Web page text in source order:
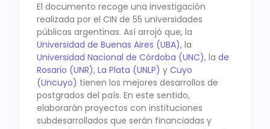
El documento recoge una investigación
realizada por el CIN de 55 universidades
públicas argentinas. Así arrojó que, la
Universidad de Buenas Aires (UBA), la
Universidad Nacional de Córdoba (UNC), la de
Rosario (UNR), La Plata (UNLP) y Cuyo
(Uncuyo) tienen los mejores desarrollos de
postgrados del país. En este sentido,
elaborarán proyectos con instituciones
subdesarrollados que serán financiadas y